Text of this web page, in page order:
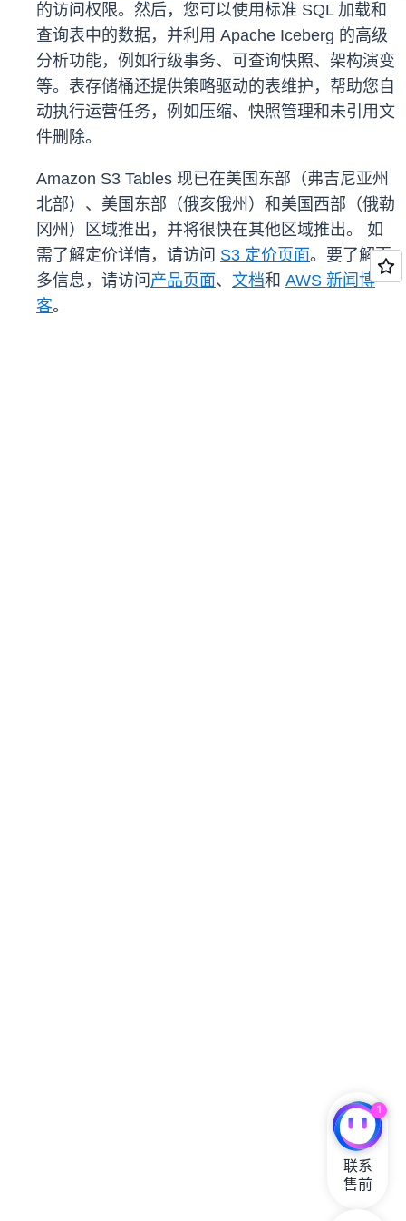
的访问权限。然后，您可以使用标准 SQL 加载和
查询表中的数据，并利用 Apache Iceberg 的高级
分析功能，例如行级事务、可查询快照、架构演变
等。表存储桶还提供策略驱动的表维护，帮助您自
动执行运营任务，例如压缩、快照管理和未引用文
件删除。
Amazon S3 Tables 现已在美国东部（弗吉尼亚州
北部）、美国东部（俄亥俄州）和美国西部（俄勒
冈州）区域推出，并将很快在其他区域推出。 如
需了解定价详情，请访问 S3 定价页面。要了解更
多信息，请访问 产品页面、 文档和 AWS 新闻博
客。
1
联系
售前